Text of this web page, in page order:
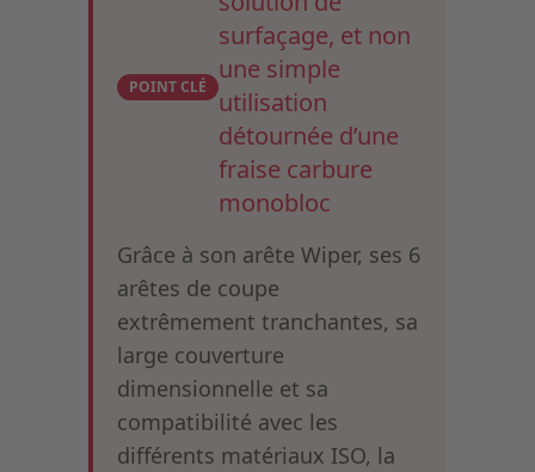
POINT CLÉ
surfaçage, et non
une simple
utilisation
détournée d’une
fraise carbure
monobloc
Grâce à son arête Wiper, ses 6
arêtes de coupe
extrêmement tranchantes, sa
large couverture
dimensionnelle et sa
compatibilité avec les
différents matériaux ISO, la